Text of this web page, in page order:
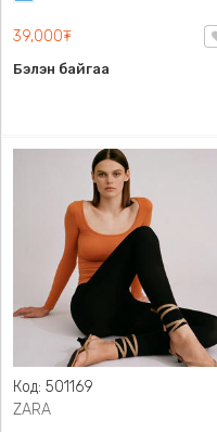
39,000₮
Бэлэн байгаа
Код: 501169
ZARA